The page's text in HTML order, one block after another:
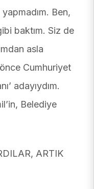
Ben,
baktım. Siz de
asla
Cumhuriyet
adayıydım.
Belediye
ARTIK